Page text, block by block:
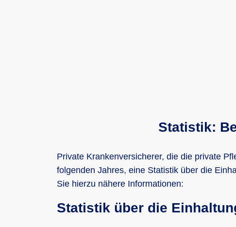
Statistik:
Private Krankenversicherer, die die private
folgenden Jahres, eine Statistik über die
Sie hierzu nähere Informationen:
Statistik über die